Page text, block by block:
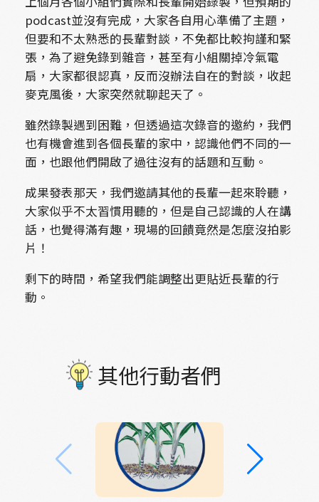
podcast並沒有完成，大家各自用心準備了主題，
但要和不太熟悉的長輩對談，不免都比較拘謹和緊
張，為了避免錄到雜音，甚至有小組關掉冷氣電
扇，大家都很認真，反而沒辦法自在的對談，收起
麥克風後，大家突然就聊起天了。
雖然錄製遇到困難，但透過這次錄音的邀約，我們
也有機會進到各個長輩的家中，認識他們不同的一
面，也跟他們開啟了過往沒有的話題和互動。
成果發表那天，我們邀請其他的長輩一起來聆聽，
大家似乎不太習慣用聽的，但是自己認識的人在講
話，也覺得滿有趣，現場的回饋竟然是怎麼沒拍影
片！
剩下的時間，希望我們能調整出更貼近長輩的行
動。
其他行動者們